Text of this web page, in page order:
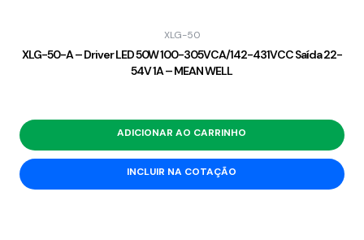
XLG-50
XLG-50-A – Driver LED 50W 100-305VCA/142-431VCC Saída 22-
54V 1A – MEAN WELL
ADICIONAR AO CARRINHO
INCLUIR NA COTAÇÃO